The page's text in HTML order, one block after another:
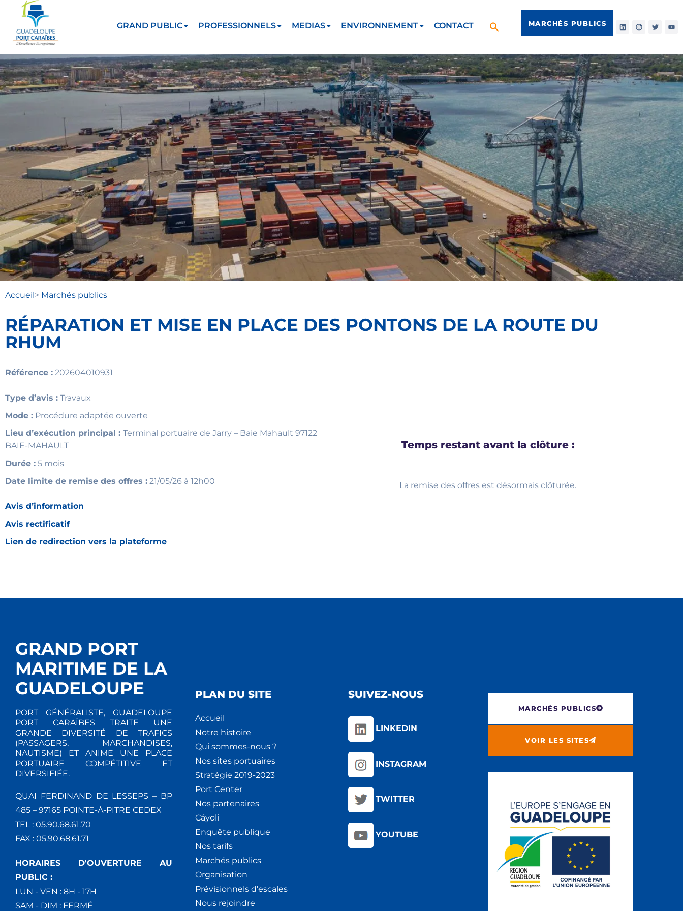
GRAND PUBLIC PROFESSIONNELS MEDIAS ENVIRONNEMENT CONTACT MARCHÉS PUBLICS
Accueil> Marchés publics
RÉPARATION ET MISE EN PLACE DES PONTONS DE LA ROUTE DU
RHUM
Référence : 202604010931
Type d’avis : Travaux
Mode : Procédure adaptée ouverte
Lieu d’exécution principal : Terminal portuaire de Jarry – Baie Mahault 97122
BAIE-MAHAULT
Durée : 5 mois
Date limite de remise des offres : 21/05/26 à 12h00
Avis d’information
Avis rectificatif
Lien de redirection vers la plateforme
Temps restant avant la clôture :
La remise des offres est désormais clôturée.
GRAND PORT
MARITIME DE LA
GUADELOUPE
PORT GÉNÉRALISTE, GUADELOUPE
PORT CARAÏBES TRAITE UNE
GRANDE DIVERSITÉ DE TRAFICS
(PASSAGERS, MARCHANDISES,
NAUTISME) ET ANIME UNE PLACE
PORTUAIRE COMPÉTITIVE ET
DIVERSIFIÉE.
QUAI FERDINAND DE LESSEPS – BP
485 – 97165 POINTE-À-PITRE CEDEX
TEL : 05.90.68.61.70
FAX : 05.90.68.61.71
HORAIRES D'OUVERTURE AU
PUBLIC :
LUN - VEN : 8H - 17H
SAM - DIM : FERMÉ
PLAN DU SITE
Accueil
Notre histoire
Qui sommes-nous ?
Nos sites portuaires
Stratégie 2019-2023
Port Center
Nos partenaires
Cáyoli
Enquête publique
Nos tarifs
Marchés publics
Organisation
Prévisionnels d'escales
Nous rejoindre
SUIVEZ-NOUS
LINKEDIN
INSTAGRAM
TWITTER
YOUTUBE
MARCHÉS PUBLICS
VOIR LES SITES